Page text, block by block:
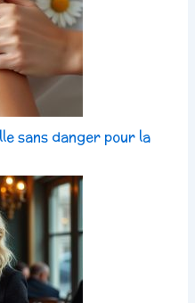
sans danger pour la